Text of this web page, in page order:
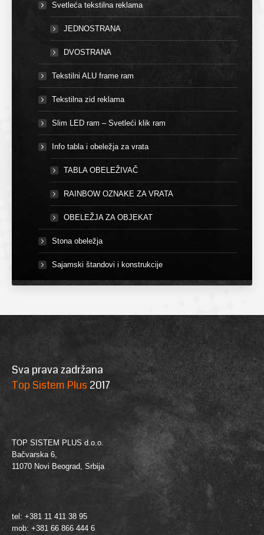
Svetleća tekstilna reklama
JEDNOSTRANA
DVOSTRANA
Tekstilni ALU frame ram
Tekstilna zid reklama
Slim LED ram – Svetleći klik ram
Info tabla i obeležja za vrata
TABLA OBELEŽIVAČ
RAINBOW OZNAKE ZA VRATA
OBELEŽJA ZA OBJEKAT
Stona obeležja
Sajamski štandovi i konstrukcije
Sva prava zadržana
Top Sistem Plus 2017
TOP SISTEM PLUS d.o.o.
Bačvarska 6,
11070 Novi Beograd, Srbija
tel: +381 11 411 38 95
mob: +381 66 866 444 6